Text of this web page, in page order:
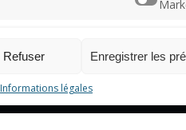
Refuser Enregistrer les
Informations légales
de